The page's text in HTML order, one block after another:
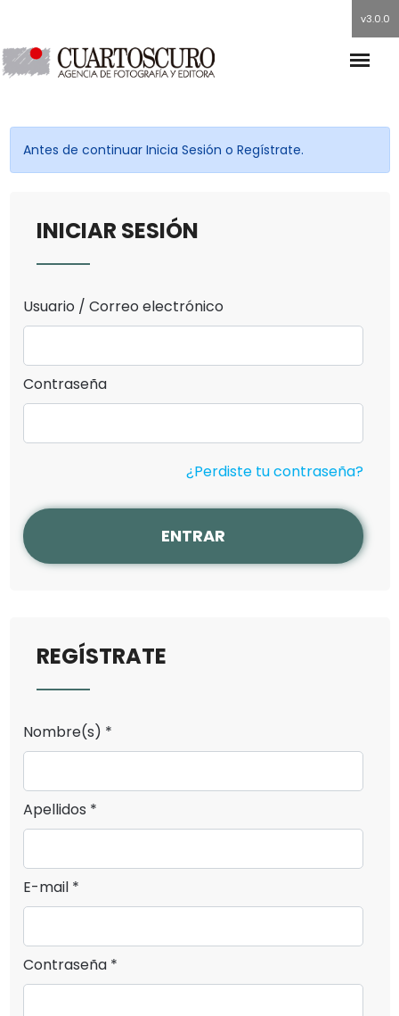
v3.0.0
Antes de continuar Inicia Sesión o Regístrate.
INICIAR SESIÓN
Usuario / Correo electrónico
Contraseña
¿Perdiste tu contraseña?
ENTRAR
REGÍSTRATE
Nombre(s) *
Apellidos *
E-mail *
Contraseña *